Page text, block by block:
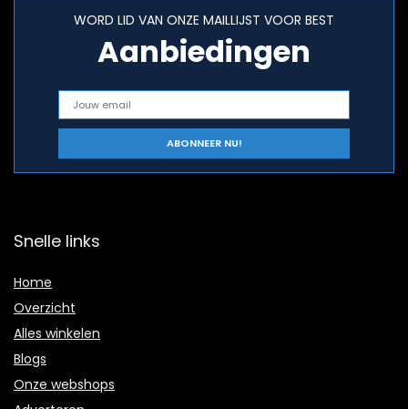
WORD LID VAN ONZE MAILLIJST VOOR BEST
Aanbiedingen
Snelle links
Home
Overzicht
Alles winkelen
Blogs
Onze webshops